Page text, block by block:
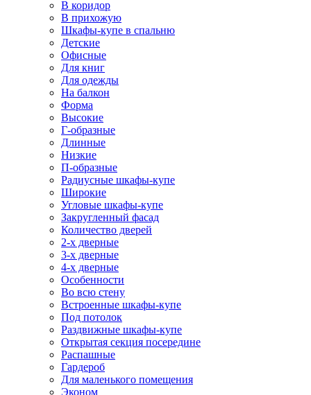
В коридор
В прихожую
Шкафы-купе в спальню
Детские
Офисные
Для книг
Для одежды
На балкон
Форма
Высокие
Г-образные
Длинные
Низкие
П-образные
Радиусные шкафы-купе
Широкие
Угловые шкафы-купе
Закругленный фасад
Количество дверей
2-х дверные
3-х дверные
4-х дверные
Особенности
Во всю стену
Встроенные шкафы-купе
Под потолок
Раздвижные шкафы-купе
Открытая секция посередине
Распашные
Гардероб
Для маленького помещения
Эконом